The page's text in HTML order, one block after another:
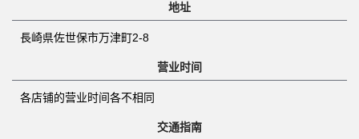
地址
長崎県佐世保市万津町2-8
营业时间
各店铺的营业时间各不相同
交通指南